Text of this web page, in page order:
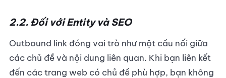
2.2. Đối với Entity và SEO
Outbound link đóng vai trò như một cầu nối giữa
các chủ đề và nội dung liên quan. Khi bạn liên kết
đến các trang web có chủ đề phù hợp, bạn không